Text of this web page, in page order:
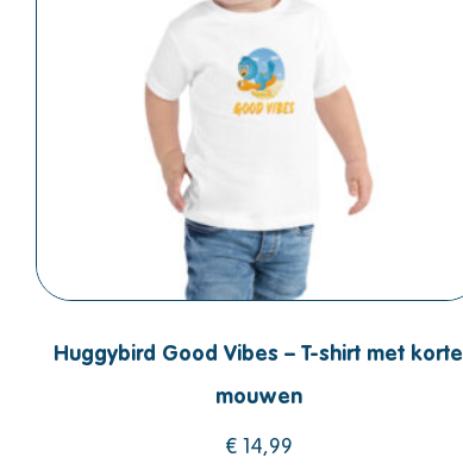
Huggybird Good Vibes – T-shirt met korte
mouwen
€14,99